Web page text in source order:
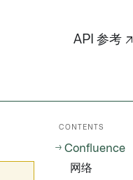
API 参考 ↗
CONTENTS
Confluence
网络